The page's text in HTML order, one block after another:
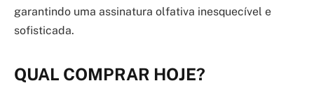
garantindo uma assinatura olfativa inesquecível e
sofisticada.
QUAL COMPRAR HOJE?